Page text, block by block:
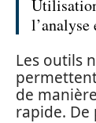
Les outils
de
rapide. De